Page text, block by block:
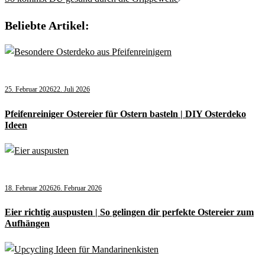
Beliebte Artikel:
25. Februar 202622. Juli 2026
Pfeifenreiniger Ostereier für Ostern basteln | DIY Osterdeko
Ideen
18. Februar 202626. Februar 2026
Eier richtig auspusten | So gelingen dir perfekte Ostereier zum
Aufhängen